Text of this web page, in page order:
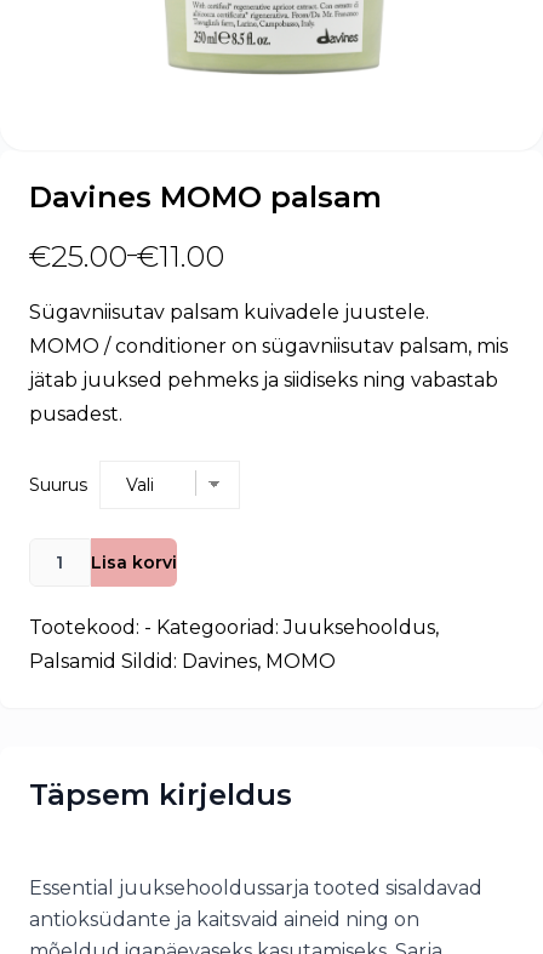
Davines MOMO palsam
€11.00
–
€25.00
Sügavniisutav palsam kuivadele juustele.
MOMO / conditioner on sügavniisutav palsam, mis
jätab juuksed pehmeks ja siidiseks ning vabastab
pusadest.
Suurus
Davines
MOMO
palsam
kogus
Lisa korvi
Tootekood: - Kategooriad:Juuksehooldus,
Palsamid Sildid: Davines, MOMO
Täpsem kirjeldus
Essential juuksehooldussarja tooted sisaldavad
antioksüdante ja kaitsvaid aineid ning on